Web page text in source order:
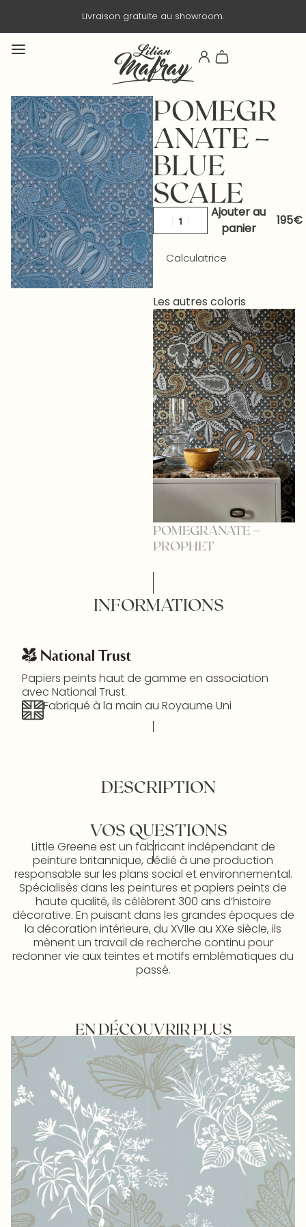
Livraison gratuite au showroom.
POMEGR
ANATE –
BLUE
SCALE
Ajouter au
panier
Calculatrice
Les autres coloris
POMEGRANATE –
PROPHET
INFORMATIONS
Papiers peints haut de gamme en association
avec National Trust.
Fabriqué à la main au Royaume Uni
DESCRIPTION
VOS QUESTIONS
Little Greene est un fabricant indépendant de
peinture britannique, dédié à une production
responsable sur les plans social et environnemental.
Spécialisés dans les peintures et papiers peints de
haute qualité, ils célèbrent 300 ans d’histoire
décorative. En puisant dans les grandes époques de
la décoration intérieure, du XVIIe au XXe siècle, ils
mènent un travail de recherche continu pour
redonner vie aux teintes et motifs emblématiques du
passé.
EN DÉCOUVRIR PLUS